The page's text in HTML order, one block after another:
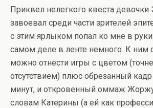
Приквел нелегкого квеста девочки
завоевал среди части зрителей
с этим ярлыком попал ко мне в
самом деле в ленте немного. К ним
можно отнести игры с цветом
отсутствием) плюс обрезанный
минут, и откровенный оммаж
словам Катерины (а ей как